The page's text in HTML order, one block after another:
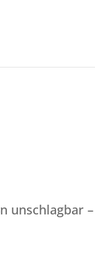
unschlagbar